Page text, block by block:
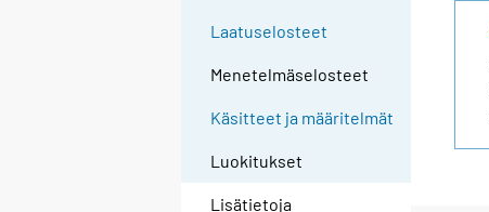
Laatuselosteet
Menetelmäselosteet
Käsitteet ja määritelmät
Luokitukset
Lisätietoja